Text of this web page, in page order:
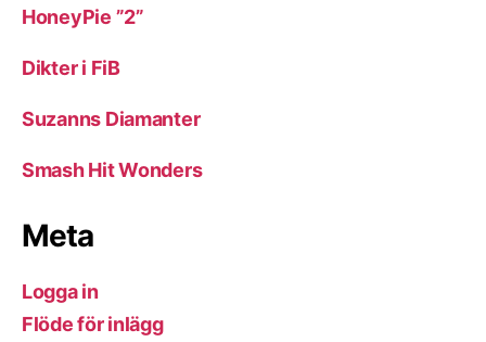
HoneyPie ”2”
Dikter i FiB
Suzanns Diamanter
Smash Hit Wonders
Meta
Logga in
Flöde för inlägg